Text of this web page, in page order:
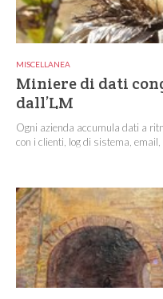
MISCELLANEA
Miniere di dati
dall’LM
Ogni azienda accumula dati a
con i clienti, log di sistema, email,